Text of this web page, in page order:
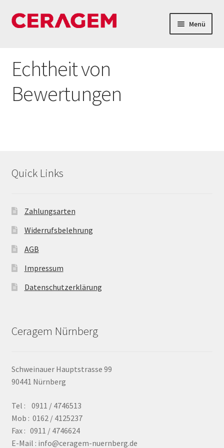
Menü
Verleih
Shop
Kontakt & Öffnungszeiten
Echtheit von
Bewertungen
Quick Links
Zahlungsarten
Widerrufsbelehrung
AGB
Impressum
Datenschutzerklärung
Ceragem Nürnberg
Schweinauer Hauptstrasse 99
90441 Nürnberg
Tel : 0911 / 4746513
Mob : 0162 / 4125237
Fax : 0911 / 4746624
E-Mail : info@ceragem-nuernberg.de